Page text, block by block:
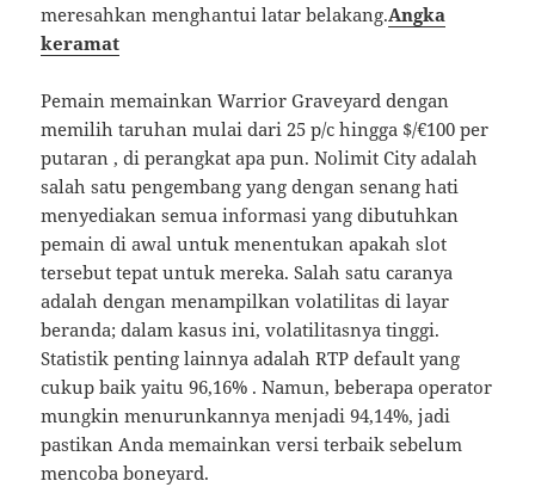
meresahkan menghantui latar belakang.Angka
keramat
Pemain memainkan Warrior Graveyard dengan
memilih taruhan mulai dari 25 p/c hingga $/€100 per
putaran , di perangkat apa pun. Nolimit City adalah
salah satu pengembang yang dengan senang hati
menyediakan semua informasi yang dibutuhkan
pemain di awal untuk menentukan apakah slot
tersebut tepat untuk mereka. Salah satu caranya
adalah dengan menampilkan volatilitas di layar
beranda; dalam kasus ini, volatilitasnya tinggi.
Statistik penting lainnya adalah RTP default yang
cukup baik yaitu 96,16% . Namun, beberapa operator
mungkin menurunkannya menjadi 94,14%, jadi
pastikan Anda memainkan versi terbaik sebelum
mencoba boneyard.